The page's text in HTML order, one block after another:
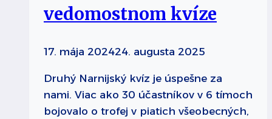
vedomostnom kvíze
17. mája 202424. augusta 2025
Druhý Narnijský kvíz je úspešne za
nami. Viac ako 30 účastníkov v 6 tímoch
bojovalo o trofej v piatich všeobecných,